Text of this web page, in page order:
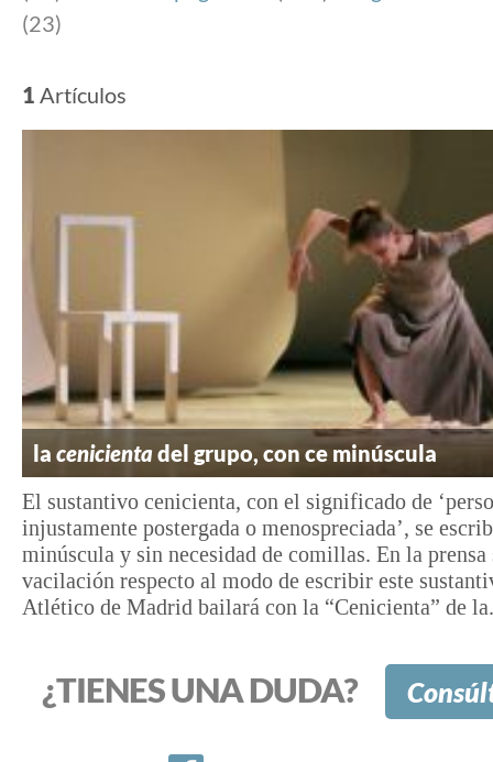
(23)
1 Artículos
la cenicientadel grupo, con ce minúscula
El sustantivo cenicienta, con el significado de
injustamente postergada o menospreciada’, se
minúscula y sin necesidad de comillas. En la prensa
vacilación respecto al modo de escribir este
Atlético de Madrid bailará con la “Cenicienta” de
¿TIENES UNA DUDA?